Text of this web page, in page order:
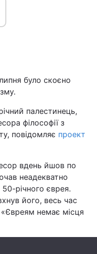
було скоєно
палестинець,
філософії з
повідомляє проект
вдень йшов по
неадекватно
річного єврея.
його, весь час
немає місця